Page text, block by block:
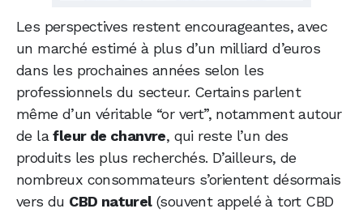
Les perspectives restent encourageantes, avec
un marché estimé à plus d’un milliard d’euros
dans les prochaines années selon les
professionnels du secteur. Certains parlent
même d’un véritable “or vert”, notamment autour
de lafleur de chanvre, qui reste l’un des
produits les plus recherchés. D’ailleurs, de
nombreux consommateurs s’orientent désormais
vers du CBD naturel(souvent appelé à tort CBD